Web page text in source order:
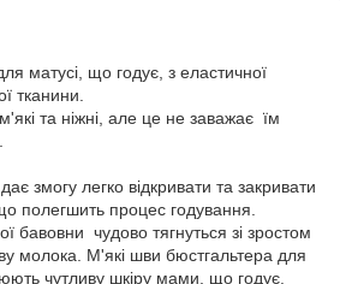
матусі, що годує, з еластичної
тканини.
та ніжні, але це не заважає їм
змогу легко відкривати та закривати
полегшить процес годування.
бавовни чудово тягнуться зі зростом
молока. М'які шви бюстгальтера для
чутливу шкіру мами, що годує.